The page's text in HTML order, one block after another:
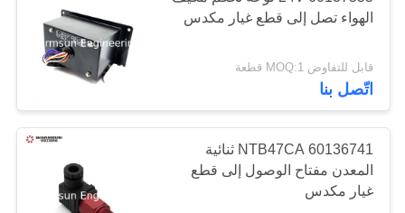
أجزاء حفارة ساني
الهيدروليكية
الهواء تصل إلى قطع غيار مكدس
قابل للتفاوض MOQ:1 قطعة
اتّصل بنا
60136741 NTB47CA ثنائية
المعدن مفتاح الوصول إلى قطع
غيار مكدس